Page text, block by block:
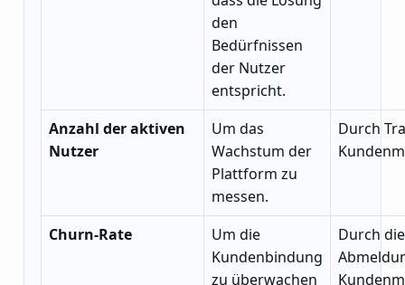
den
Bedürfnissen
der Nutzer
entspricht.
Anzahl der aktiven
Nutzer
Um das
Wachstum der
Plattform zu
messen.
Durch
Churn-Rate
Um die
Kundenbindung
zu überwachen
Durch